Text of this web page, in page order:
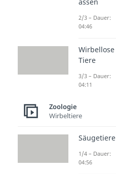
Der Schakal
sein
seine
diesem
zu unserem
Was ist
2/3 – Dauer:
04:46
Wirbellose
Tiere
3/3 – Dauer:
04:11
Zoologie
Wirbeltiere
Säugetiere
1/4 – Dauer:
04:56